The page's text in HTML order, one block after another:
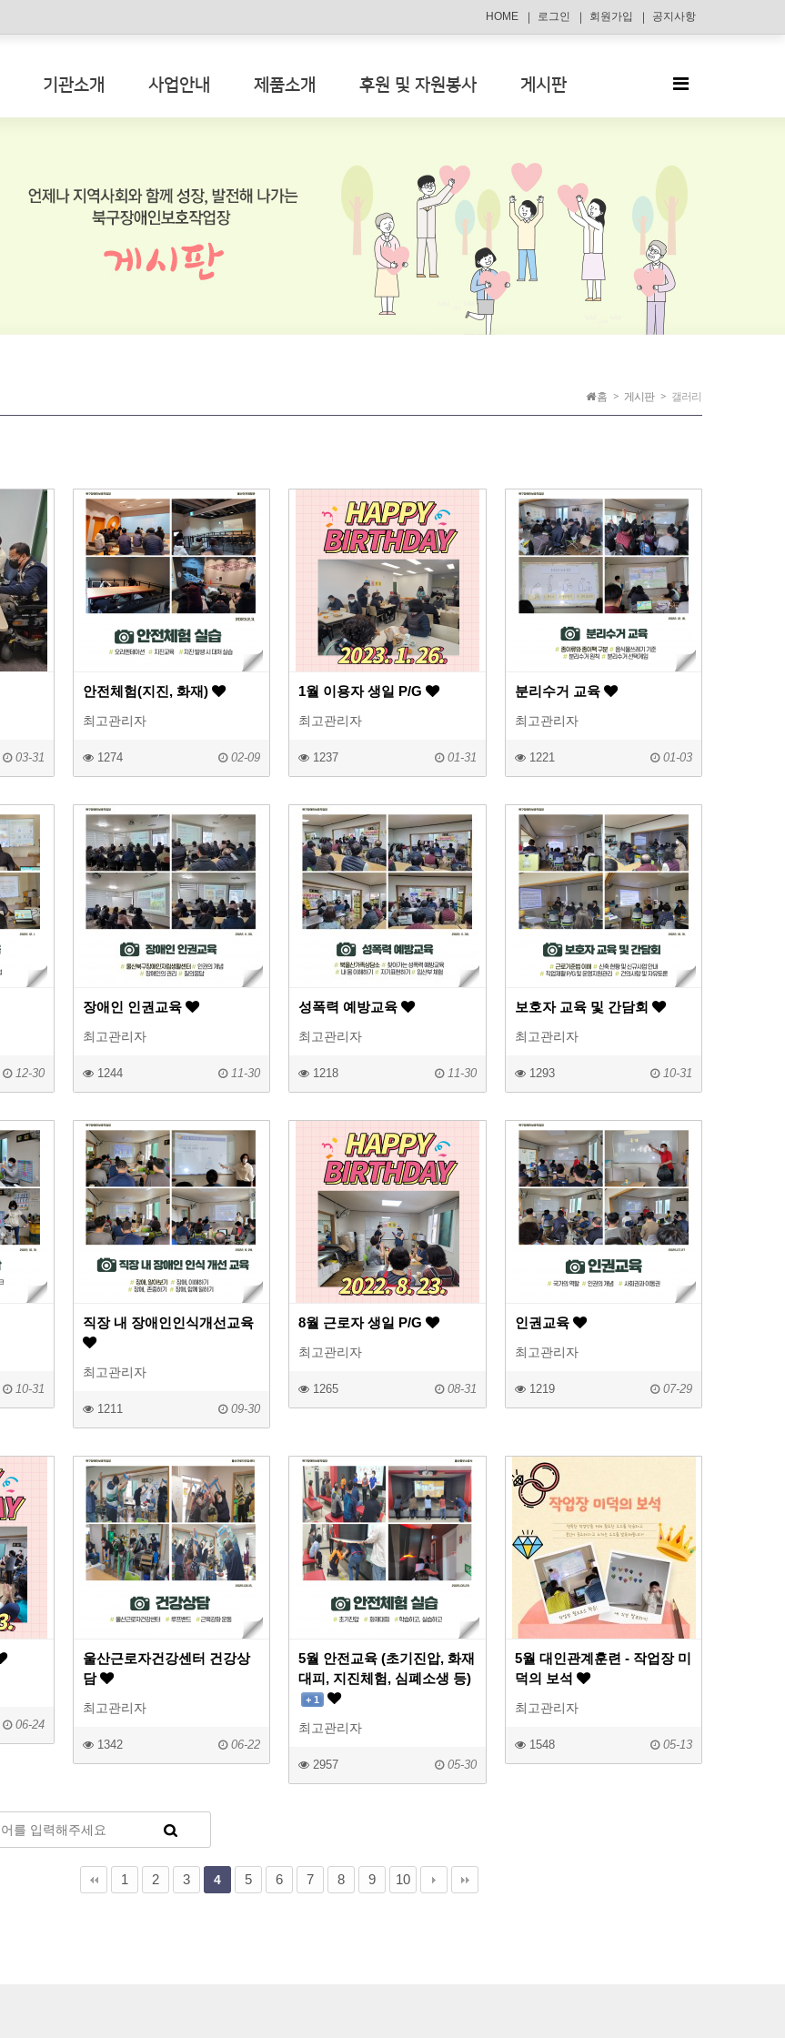
HOME 로그인 회원가입 공지사항
기관소개 사업안내 제품소개 후원 및 자원봉사 게시판
홈 게시판 갤러리
03-31
안전체험(지진, 화재)
최고관리자
1274 02-09
1월 이용자 생일 P/G
최고관리자
1237 01-31
분리수거 교육
최고관리자
1221 01-03
12-30
장애인 인권교육
최고관리자
1244 11-30
성폭력 예방교육
최고관리자
1218 11-30
보호자 교육 및 간담회
최고관리자
1293 10-31
10-31
직장 내 장애인인식개선교육
최고관리자
1211 09-30
8월 근로자 생일 P/G
최고관리자
1265 08-31
인권교육
최고관리자
1219 07-29
06-24
울산근로자건강센터 건강상
담
최고관리자
1342 06-22
5월 안전교육 (초기진압, 화재
대피, 지진체험, 심폐소생 등)
+ 1
최고관리자
2957 05-30
5월 대인관계훈련 - 작업장 미
덕의 보석
최고관리자
1548 05-13
1 2 3 4 5 6 7 8 9 10